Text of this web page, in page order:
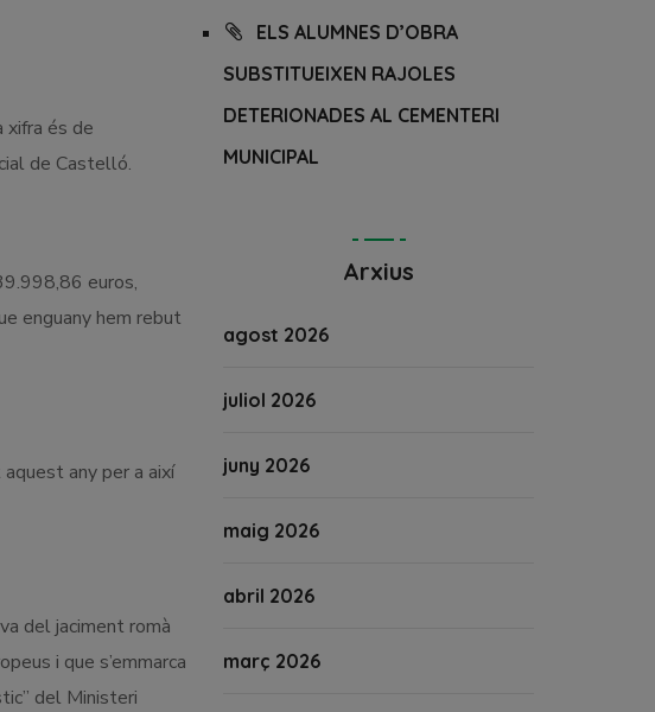
xifra és de
de Castelló.
euros,
enguany hem rebut
any per a així
del jaciment romà
i que s’emmarca
del Ministeri
ELS ALUMNES D’OBRA
SUBSTITUEIXEN RAJOLES
DETERIONADES AL CEMENTERI
MUNICIPAL
Arxius
agost 2026
juliol 2026
juny 2026
maig 2026
abril 2026
març 2026